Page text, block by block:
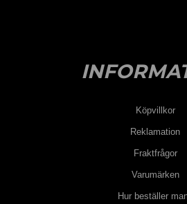
Köpvillkor
Reklamation
Fraktfrågor
Varumärken
Hur beställer